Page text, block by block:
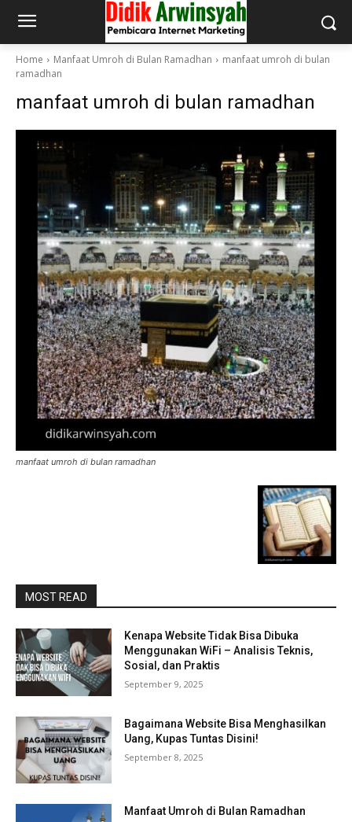
Home Manfaat Umroh di Bulan Ramadhan
manfaat umroh di bulan
ramadhan
manfaat umroh di bulan ramadhan
manfaat umroh di bulan ramadhan
MOST READ
Kenapa Website Tidak Bisa Dibuka
Menggunakan WiFi – Analisis Teknis,
Sosial, dan Praktis
September 9, 2025
Bagaimana Website Bisa Menghasilkan
Uang, Kupas Tuntas Disini!
September 8, 2025
Manfaat Umroh di Bulan Ramadhan